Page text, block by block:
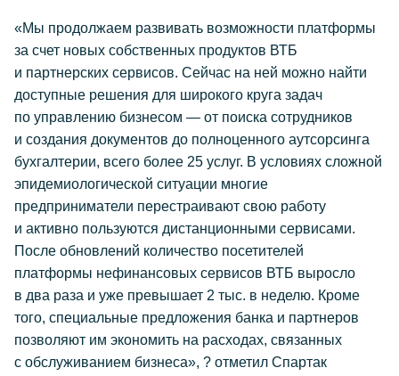
«Мы продолжаем развивать возможности платформы
за счет новых собственных продуктов ВТБ
и партнерских сервисов. Сейчас на ней можно найти
доступные решения для широкого круга задач
по управлению бизнесом — от поиска сотрудников
и создания документов до полноценного аутсорсинга
бухгалтерии, всего более 25 услуг. В условиях сложной
эпидемиологической ситуации многие
предприниматели перестраивают свою работу
и активно пользуются дистанционными сервисами.
После обновлений количество посетителей
платформы нефинансовых сервисов ВТБ выросло
в два раза и уже превышает 2 тыс. в неделю. Кроме
того, специальные предложения банка и партнеров
позволяют им экономить на расходах, связанных
с обслуживанием бизнеса», ? отметил Спартак